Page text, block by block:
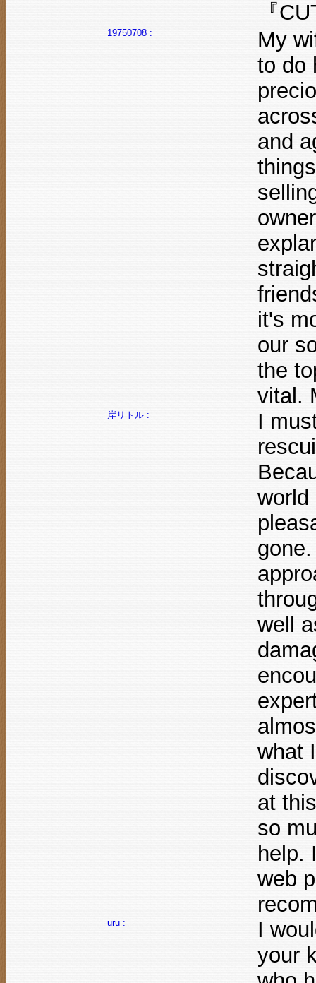
『
19750708 :
My
to do
and
it's
our
the
vital.
岸リトル :
I
world
well
what
at
so
help.
web
uru :
I
your